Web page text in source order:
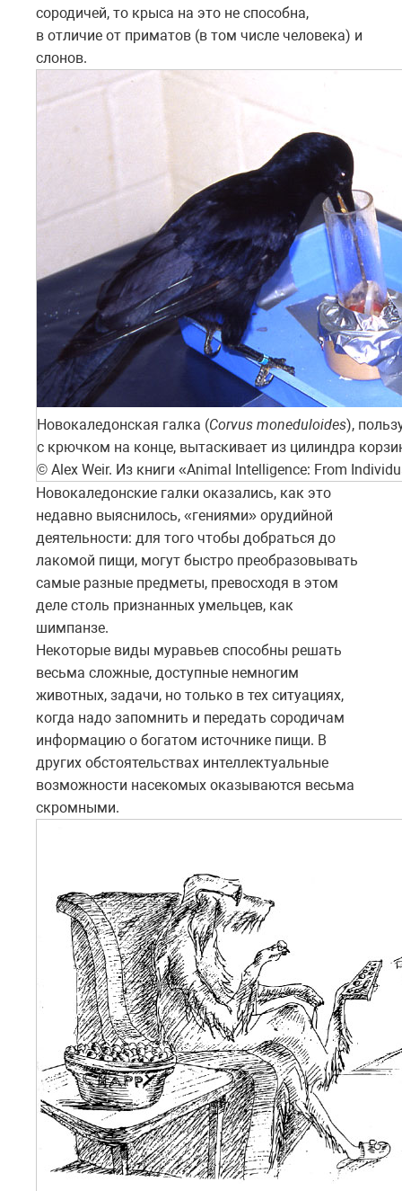
сородичей, то крыса на это не способна,
в отличие от приматов (в том числе человека) и
слонов.
Новокаледонская галка (Corvus moneduloides),
с крючком на конце, вытаскивает из цилиндра
© Alex Weir. Из книги «Animal Intelligence: From
Новокаледонские галки оказались, как это
недавно выяснилось, «гениями» орудийной
деятельности: для того чтобы добраться до
лакомой пищи, могут быстро преобразовывать
самые разные предметы, превосходя в этом
деле столь признанных умельцев, как
шимпанзе.
Некоторые виды муравьев способны решать
весьма сложные, доступные немногим
животных, задачи, но только в тех ситуациях,
когда надо запомнить и передать сородичам
информацию о богатом источнике пищи. В
других обстоятельствах интеллектуальные
возможности насекомых оказываются весьма
скромными.